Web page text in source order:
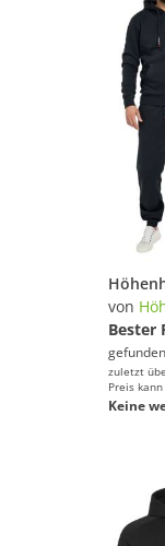
von
Bester
zuletzt
Preis
Keine